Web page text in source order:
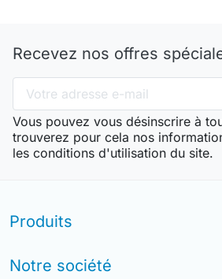
Recevez nos offres
Vous pouvez vous désinscrire à
trouverez pour cela nos
les conditions d'utilisation du site.
Produits
Notre société